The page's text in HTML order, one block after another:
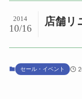
店舗リ
2014
10/16
セール・イベント